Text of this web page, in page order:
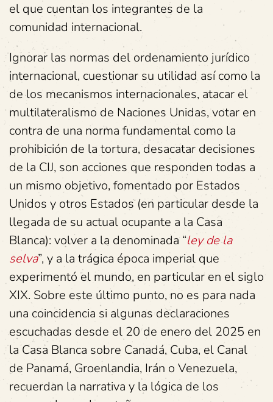
el que cuentan los integrantes de la
comunidad internacional.
Ignorar las normas del ordenamiento jurídico
internacional, cuestionar su utilidad así como la
de los mecanismos internacionales, atacar el
multilateralismo de Naciones Unidas, votar en
contra de una norma fundamental como la
prohibición de la tortura, desacatar decisiones
de la CIJ, son acciones que responden todas a
un mismo objetivo, fomentado por Estados
Unidos y otros Estados (en particular desde la
llegada de su actual ocupante a la Casa
Blanca): volver a la denominada “ley de la
selva”, y a la trágica época imperial que
experimentó el mundo, en particular en el siglo
XIX. Sobre este último punto, no es para nada
una coincidencia si algunas declaraciones
escuchadas desde el 20 de enero del 2025 en
la Casa Blanca sobre Canadá, Cuba, el Canal
de Panamá, Groenlandia, Irán o Venezuela,
recuerdan la narrativa y la lógica de los